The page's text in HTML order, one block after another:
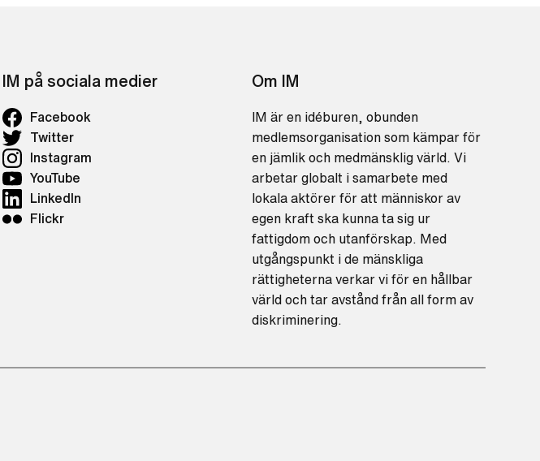
IM på sociala medier
Facebook
Twitter
Instagram
YouTube
LinkedIn
Flickr
Om IM
IM är en idéburen, obunden
medlemsorganisation som kämpar för
en jämlik och medmänsklig värld. Vi
arbetar globalt i samarbete med
lokala aktörer för att människor av
egen kraft ska kunna ta sig ur
fattigdom och utanförskap. Med
utgångspunkt i de mänskliga
rättigheterna verkar vi för en hållbar
värld och tar avstånd från all form av
diskriminering.